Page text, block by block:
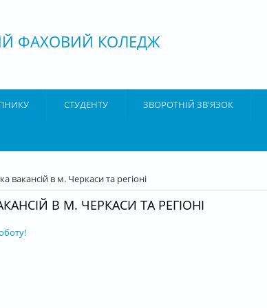
ФАХОВИЙ КОЛЕДЖ
СТУДЕНТУ ЗВОРОТНІЙ ЗВ'ЯЗОК
вакансій в м. Черкаси та регіоні
В М. ЧЕРКАСИ ТА РЕГІОНІ